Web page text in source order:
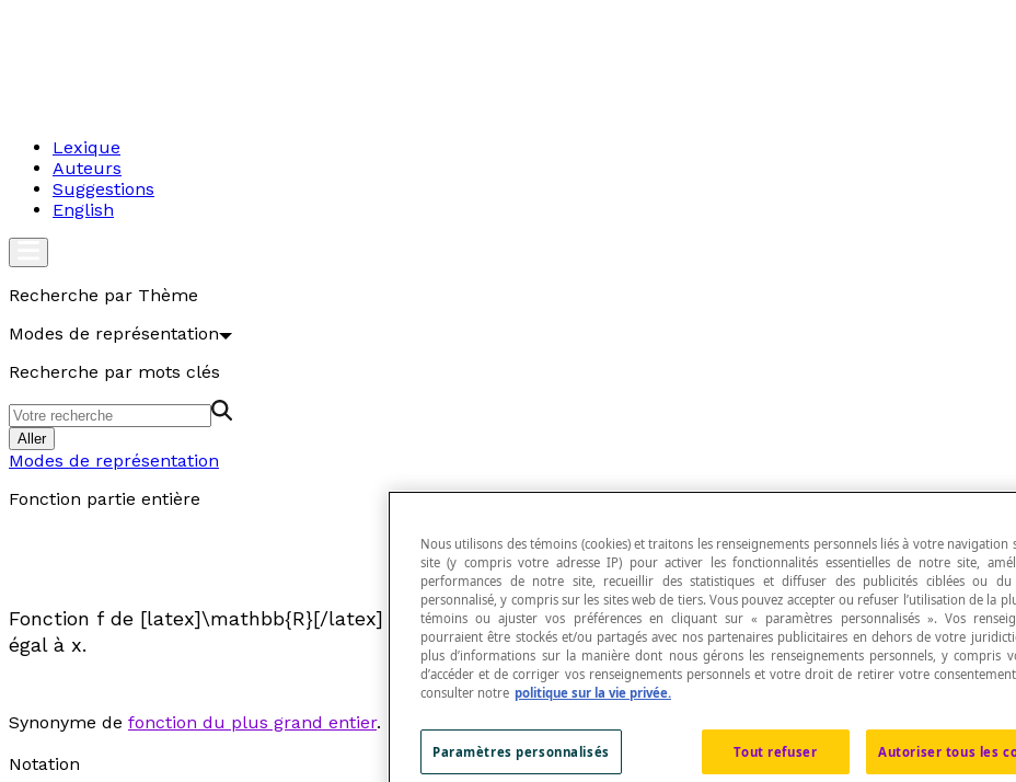
Lexique
Auteurs
Suggestions
English
Recherche par Thème
Modes de représentation
Recherche par mots clés
Aller
Modes de représentation
Fonction partie entière
Fonction fde [latex]\mathbb{R}[/latex] dans [latex]\mathbb{Z}[/latex] telle que pour tout nombre réelx
égal à x.
Synonyme de fonction du plus grand entier.
Notation
Nous utilisons des témoins (cookies) et traitons les renseignements personnels liés à votre navigation
site (y compris votre adresse IP) pour activer les fonctionnalités essentielles de notre site,
performances de notre site, recueillir des statistiques et diffuser des publicités ciblées ou du
personnalisé, y compris sur les sites web de tiers. Vous pouvez accepter ou refuser l’utilisation de la
témoins ou ajuster vos préférences en cliquant sur « paramètres personnalisés ». Vos
pourraient être stockés et/ou partagés avec nos partenaires publicitaires en dehors de votre
plus d’informations sur la manière dont nous gérons les renseignements personnels, y compris
d’accéder et de corriger vos renseignements personnels et votre droit de retirer votre
consulter notre politique sur la vie privée.
Tout refuser Autoriser tous les
Paramètres personnalisés